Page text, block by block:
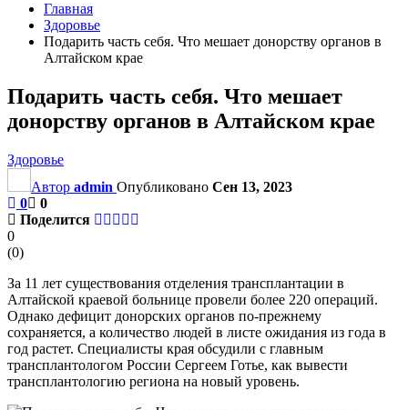
Главная
Здоровье
Подарить часть себя. Что мешает донорству органов в
Алтайском крае
Подарить часть себя. Что мешает
донорству органов в Алтайском крае
Здоровье
Автор admin Опубликовано Сен 13, 2023
0
0
Поделится
0
(0)
За 11 лет существования отделения трансплантации в
Алтайской краевой больнице провели более 220 операций.
Однако дефицит донорских органов по-прежнему
сохраняется, а количество людей в листе ожидания из года в
год растет. Специалисты края обсудили с главным
трансплантологом России Сергеем Готье, как вывести
трансплантологию региона на новый уровень.